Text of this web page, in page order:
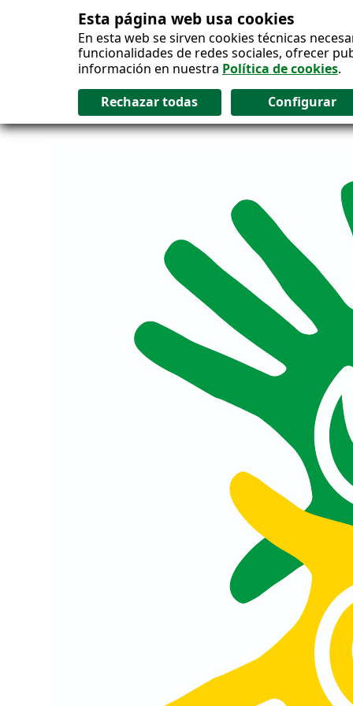
Esta página web usa cookies
En esta web se sirven cookies técnicas
funcionalidades de redes sociales, ofrecer
información en nuestra Política de cookies.
Salto al contenido